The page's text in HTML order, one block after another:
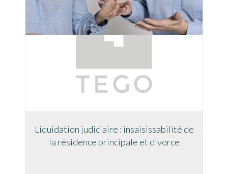
Liquidation judiciaire : insaisissabilité de
la résidence principale et divorce